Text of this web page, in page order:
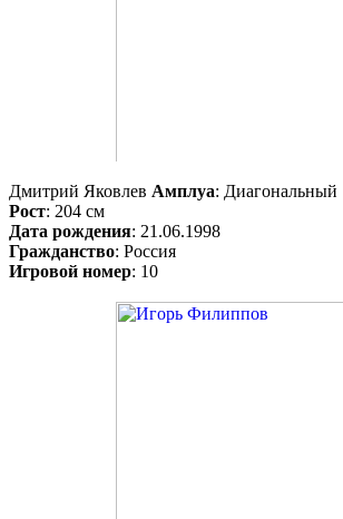
Дмитрий Яковлев Амплуа: Диагональный
Рост: 204 см
Дата рождения: 21.06.1998
Гражданство: Россия
Игровой номер: 10